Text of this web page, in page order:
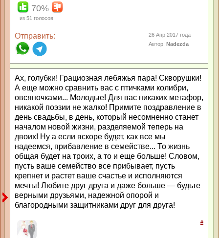
70%
из 51 голосов
Отправить:
26 Апр 2017 года
Автор:Nadezda
Ах, голубки! Грациозная лебяжья пара! Скворушки!
А еще можно сравнить вас с птичками колибри,
овсяночками... Молодые! Для вас никаких метафор,
никакой поэзии не жалко! Примите поздравление в
день свадьбы, в день, который несомненно станет
началом новой жизни, разделяемой теперь на
двоих! Ну а если вскоре будет, как все мы
надеемся, прибавление в семействе... То жизнь
общая будет на троих, а то и еще больше! Словом,
пусть ваше семейство все прибывает, пусть
крепнет и растет ваше счастье и исполняются
мечты! Любите друг друга и даже больше — будьте
верными друзьями, надежной опорой и
благородными защитниками друг для друга!
#